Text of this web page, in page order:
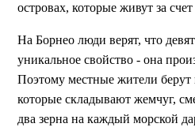
островах, которые живут за
На Борнео люди верят, что
уникальное свойство - она
Поэтому местные жители берут
которые складывают жемчуг,
два зерна на каждый морской